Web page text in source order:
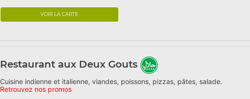
VOIR LA CARTE
Restaurant aux Deux Gouts
Cuisine indienne et italienne, viandes, poissons, pizzas, pâtes, salade.
Retrouvez nos promos